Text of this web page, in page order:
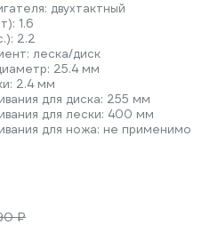
двухтактный
1.6
2.2
леска/диск
25.4 мм
2.4 мм
для диска: 255 мм
для лески: 400 мм
для ножа: не применимо
₽